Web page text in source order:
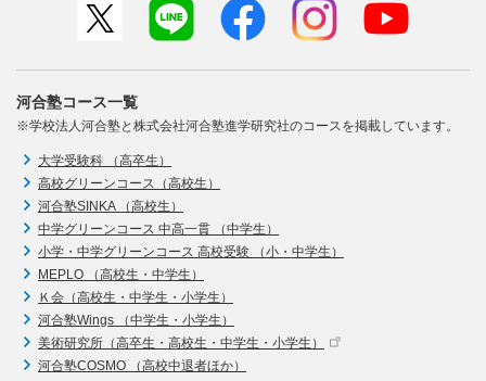
河合塾コース一覧
※学校法人河合塾と株式会社河合塾進学研究社のコースを掲載しています。
大学受験科 （高卒生）
高校グリーンコース（高校生）
河合塾SINKA （高校生）
中学グリーンコース 中高一貫 （中学生）
小学・中学グリーンコース 高校受験 （小・中学生）
MEPLO （高校生・中学生）
Ｋ会（高校生・中学生・小学生）
河合塾Wings （中学生・小学生）
美術研究所（高卒生・高校生・中学生・小学生）
河合塾COSMO （高校中退者ほか）